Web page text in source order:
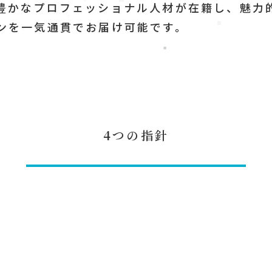
かなプロフェッショナル人材が在籍し、魅力
を一気通貫でお届け可能です。
4つの指針